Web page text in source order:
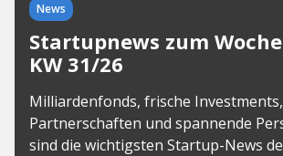
News
Startupnews zum
KW 31/26
Milliardenfonds, frische
Partnerschaften und spannende
sind die wichtigsten Startup-News